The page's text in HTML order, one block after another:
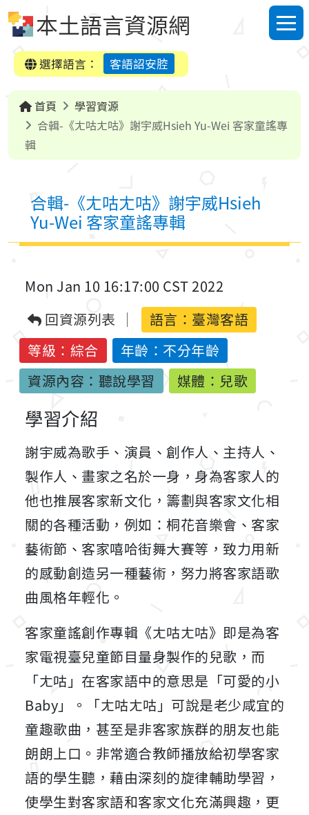
本土語言資源網
選單
選擇語言：
客語詔安腔
首頁
學習資源
合輯-《ㄤ咕ㄤ咕》謝宇威Hsieh Yu-Wei 客家童謠專
輯
合輯-《ㄤ咕ㄤ咕》謝宇威Hsieh
Yu-Wei 客家童謠專輯
Mon Jan 10 16:17:00 CST 2022
回資源列表
語言： 臺灣客語
等級：綜合
年齡：不分年齡
資源內容：聽說學習
媒體：兒歌
學習介紹
謝宇威為歌手、演員、創作人、主持人、
製作人、畫家之名於一身，身為客家人的
他也推展客家新文化，籌劃與客家文化相
關的各種活動，例如：桐花音樂會、客家
藝術節、客家嘻哈街舞大賽等，致力用新
的感動創造另一種藝術，努力將客家語歌
曲風格年輕化。
客家童謠創作專輯《ㄤ咕ㄤ咕》即是為客
家電視臺兒童節目量身製作的兒歌，而
「ㄤ咕」在客家語中的意思是「可愛的小
Baby」。「ㄤ咕ㄤ咕」可說是老少咸宜的
童趣歌曲，甚至是非客家族群的朋友也能
朗朗上口。非常適合教師播放給初學客家
語的學生聽，藉由深刻的旋律輔助學習，
使學生對客家語和客家文化充滿興趣，更